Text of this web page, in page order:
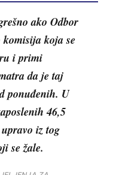
ako Odbor
komisija koja se
i primi
da je taj
ponuđenih. U
46,5
iz tog
se žale.